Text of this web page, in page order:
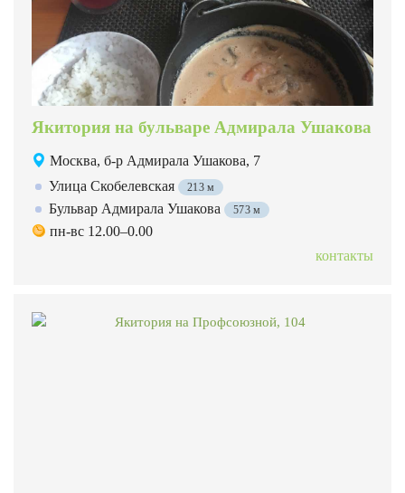
Якитория на бульваре Адмирала Ушакова
Москва, б-р Адмирала Ушакова, 7
Улица Скобелевская
213 м
Бульвар Адмирала Ушакова 573 м
пн-вс 12.00–0.00
контакты